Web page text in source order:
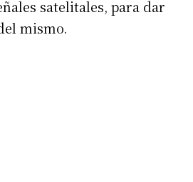
satelitales, para dar
mismo.